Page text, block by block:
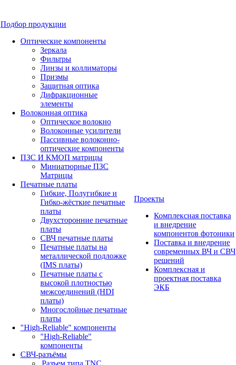
Подбор продукции
Оптические компоненты
Зеркала
Фильтры
Линзы и коллиматоры
Призмы
Защитная оптика
Дифракционные
элементы
Волоконная оптика
Оптическое волокно
Волоконные усилители
Пассивные волоконно-
оптические компоненты
ПЗС И КМОП матрицы
Миниатюрные ПЗС
Матрицы
Печатные платы
Гибкие, Полугибкие и
Гибко-жёсткие печатные
платы
Двухсторонние печатные
платы
СВЧ печатные платы
Печатные платы на
металлической подложке
(IMS платы)
Печатные платы с
высокой плотностью
межсоединений (HDI
платы)
Многослойные печатные
платы
"High-Reliable" компоненты
"High-Reliable"
компоненты
СВЧ-разъёмы
Разъем типа TNC
Проекты
Комплексная поставка
и внедрение
компонентов фотоники
Поставка и внедрение
современных ВЧ и СВЧ
решений
Комплексная и
проектная поставка
ЭКБ